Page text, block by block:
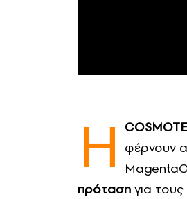
Η COSMOTE
φέρνουν
πρόταση για